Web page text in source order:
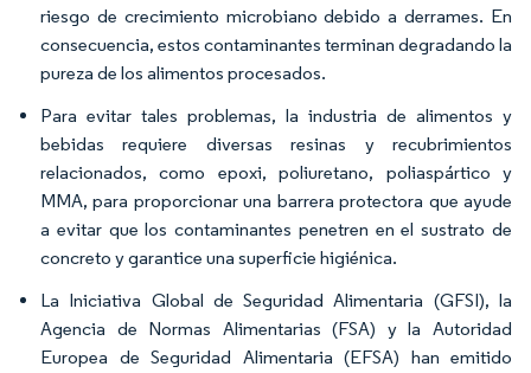
riesgo de crecimiento microbiano debido a derrames. En
consecuencia, estos contaminantes terminan degradando la
pureza de los alimentos procesados.
Para evitar tales problemas, la industria de alimentos y
bebidas requiere diversas resinas y recubrimientos
relacionados, como epoxi, poliuretano, poliaspártico y
MMA, para proporcionar una barrera protectora que ayude
a evitar que los contaminantes penetren en el sustrato de
concreto y garantice una superficie higiénica.
La Iniciativa Global de Seguridad Alimentaria (GFSI), la
Agencia de Normas Alimentarias (FSA) y la Autoridad
Europea de Seguridad Alimentaria (EFSA) han emitido